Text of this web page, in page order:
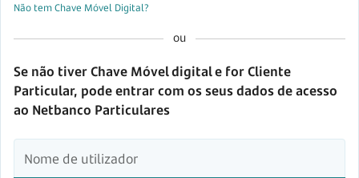
Não tem Chave Móvel Digital?
ou
Se não tiver Chave Móvel digital e for Cliente
Particular, pode entrar com os seus dados de acesso
ao Netbanco Particulares
Nome de utilizador